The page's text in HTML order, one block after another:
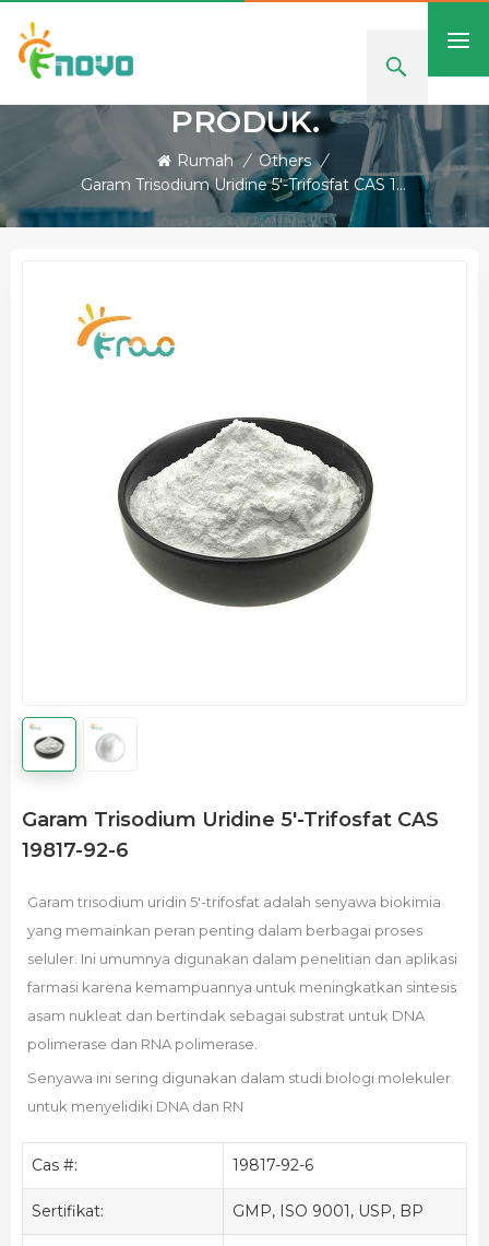
PRODUK.
Rumah / Others /
Garam Trisodium Uridine 5′-Trifosfat CAS 19817-92-6
Garam Trisodium Uridine 5′-Trifosfat CAS
19817-92-6
Garam trisodium uridin 5'-trifosfat adalah senyawa biokimia
yang memainkan peran penting dalam berbagai proses
seluler. Ini umumnya digunakan dalam penelitian dan aplikasi
farmasi karena kemampuannya untuk meningkatkan sintesis
asam nukleat dan bertindak sebagai substrat untuk DNA
polimerase dan RNA polimerase.
Senyawa ini sering digunakan dalam studi biologi molekuler
untuk menyelidiki DNA dan RN
Cas #: 19817-92-6
Sertifikat: GMP, ISO 9001, USP, BP